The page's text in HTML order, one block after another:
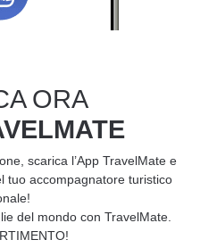
ORA
scarica l’App TravelMate e
tuo accompagnatore turistico
del mondo con TravelMate.